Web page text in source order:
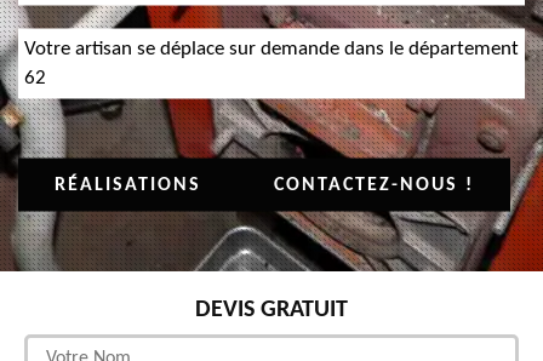
Votre artisan se déplace sur demande dans le département
62
RÉALISATIONS CONTACTEZ-NOUS !
DEVIS GRATUIT